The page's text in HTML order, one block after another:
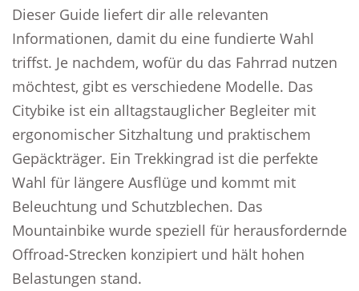
Dieser Guide liefert dir alle relevanten
Informationen, damit du eine fundierte Wahl
triffst. Je nachdem, wofür du das Fahrrad nutzen
möchtest, gibt es verschiedene Modelle. Das
Citybike ist ein alltagstauglicher Begleiter mit
ergonomischer Sitzhaltung und praktischem
Gepäckträger. Ein Trekkingrad ist die perfekte
Wahl für längere Ausflüge und kommt mit
Beleuchtung und Schutzblechen. Das
Mountainbike wurde speziell für herausfordernde
Offroad-Strecken konzipiert und hält hohen
Belastungen stand.